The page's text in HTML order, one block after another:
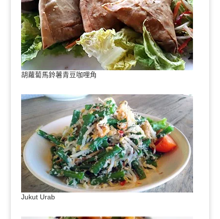
胡蘿蔔馬鈴薯青豆咖哩角
Jukut Urab